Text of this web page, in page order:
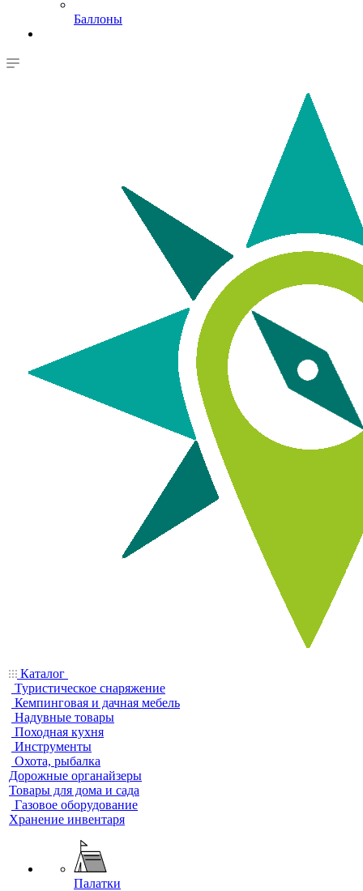
Баллоны
Каталог
Туристическое снаряжение
Кемпинговая и дачная мебель
Надувные товары
Походная кухня
Инструменты
Охота, рыбалка
Дорожные органайзеры
Товары для дома и сада
Газовое оборудование
Хранение инвентаря
Палатки